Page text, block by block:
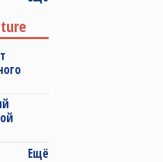
Ещё